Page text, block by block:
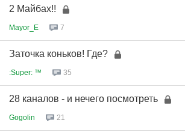
2 Майбах!!
Mayor_E 7
Заточка коньков! Где?
:Super: ™ 35
28 каналов - и нечего посмотреть
Gogolin 21